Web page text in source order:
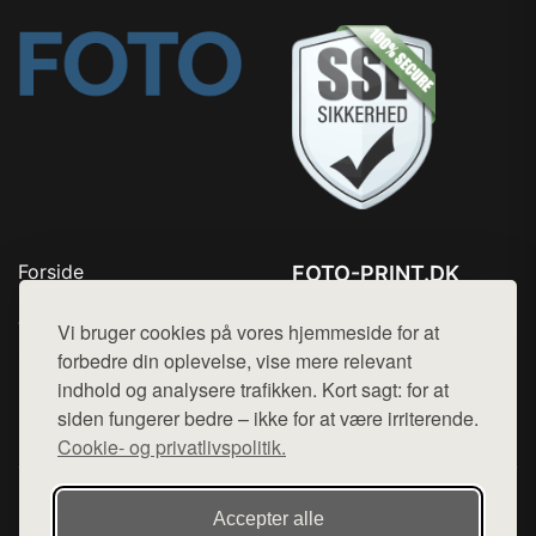
Vi bruger cookies på vores hjemmeside for at
forbedre din oplevelse, vise mere relevant
indhold og analysere trafikken. Kort sagt: for at
siden fungerer bedre – ikke for at være irriterende.
Cookie- og privatlivspolitik.
Accepter alle
Forside
Top Rabatter
Kontakt
FOTO-PRINT.DK
Mail: hej@want.dk
Cookie- og privatlivspolitik
Denne side er en del af want.dk, der udgiver en række